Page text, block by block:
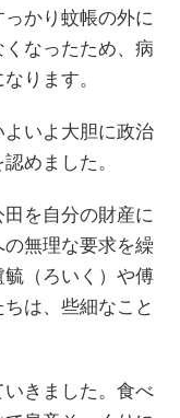
かり蚊帳の外に
なったため、病
ります。
いよ大胆に政治
めました。
を自分の財産に
無理な要求を繰
（ろいく）や傅
は、些細なこと
きました。食べ